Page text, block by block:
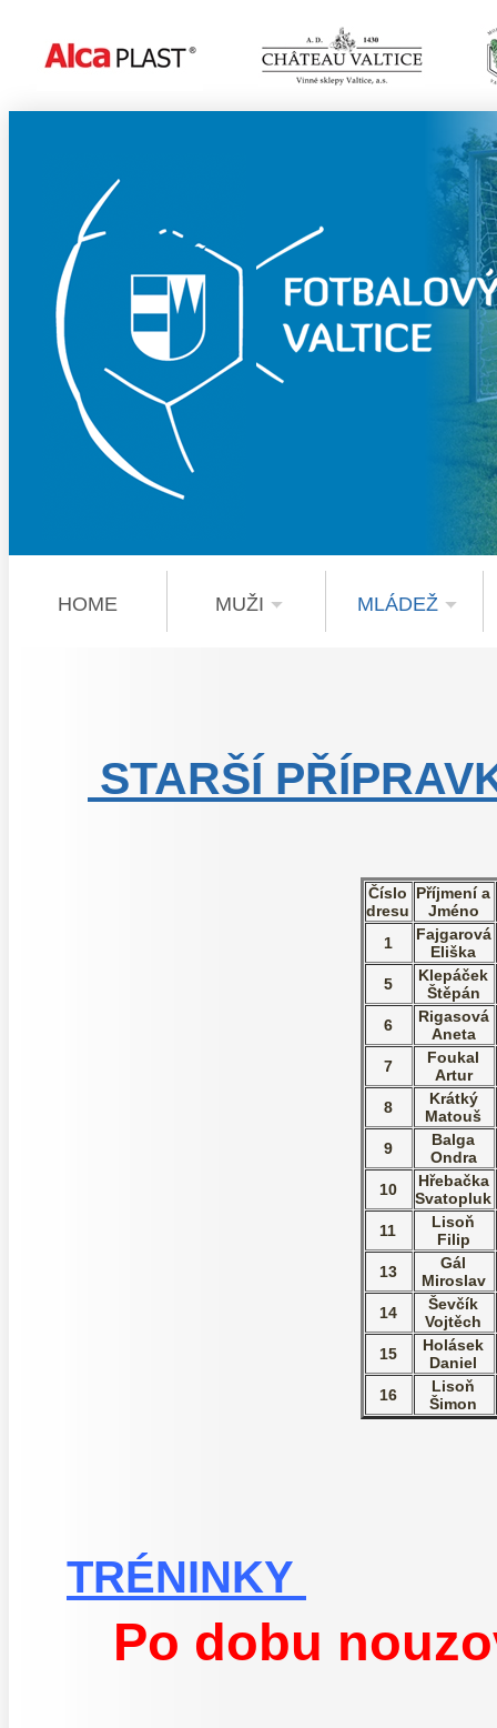
HOME MUŽI MLÁDEŽ
STARŠÍ
Číslo
dresu
Příjmení a
Jméno
1
Fajgarová
Eliška
5
Klepáček
Štěpán
6
Rigasová
Aneta
7
Foukal
Artur
8
Krátký
Matouš
9
Balga
Ondra
10
Hřebačka
Svatopluk
11
Lisoň
Filip
13
Gál
Miroslav
14
Ševčík
Vojtěch
15
Holásek
Daniel
16
Lisoň
Šimon
TRÉNINKY
Po dobu